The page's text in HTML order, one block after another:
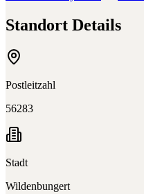
Standort Details
Postleitzahl
56283
Stadt
Wildenbungert